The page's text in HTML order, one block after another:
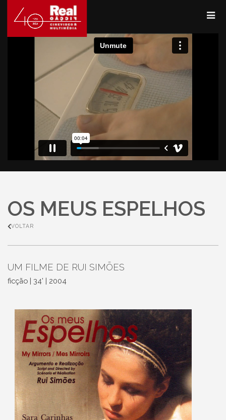
OS MEUS ESPELHOS
VOLTAR
UM FILME DE RUI SIMÕES
ficção | 34' | 2004